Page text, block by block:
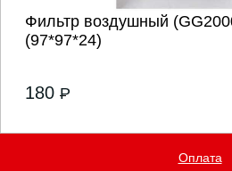
Фильтр воздушный
(97*97*24)
180 P
Оплата